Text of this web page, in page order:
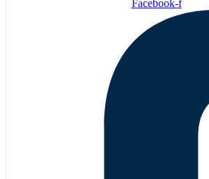
Facebook-f